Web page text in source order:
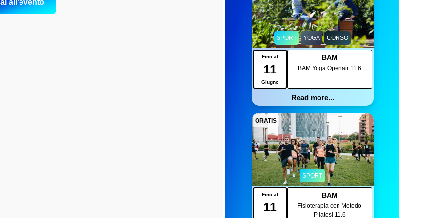
all'evento
SPORT YOGA CORSO
Fino al
11
Giugno
BAM
BAM Yoga Openair 11.6
Read more...
GRATIS
SPORT
Fino al
11
BAM
Fisioterapia con Metodo
Pilates! 11.6